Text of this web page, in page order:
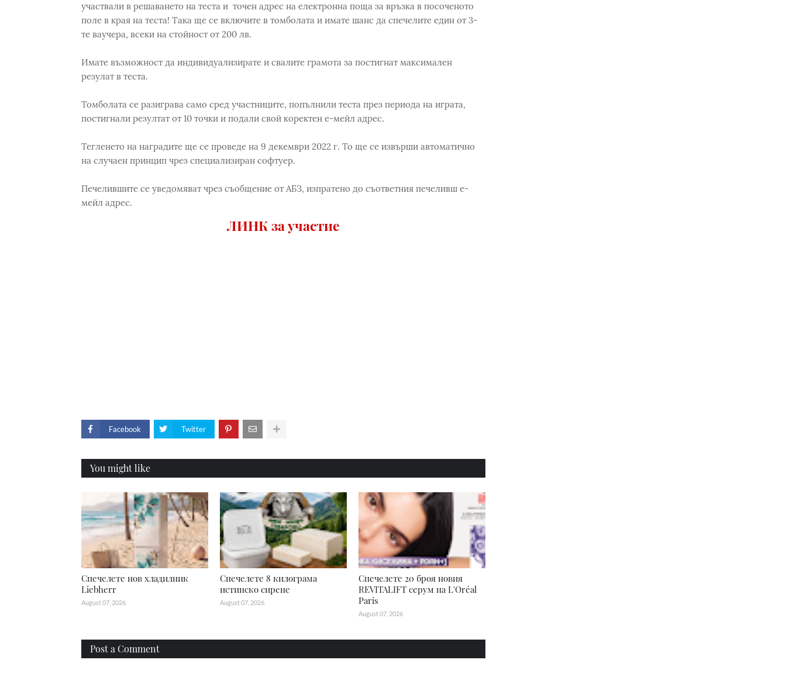
участвали в решаването на теста и точен адрес на електронна поща за връзка в посоченото
поле в края на теста! Така ще се включите в томболата и имате шанс да спечелите един от 3-
те ваучера, всеки на стойност от 200 лв.
Имате възможност да индивидуализирате и свалите грамота за постигнат максимален
резулат в теста.
Томболата се разиграва само сред участниците, попълнили теста през периода на играта,
постигнали резултат от 10 точки и подали свой коректен е-мейл адрес.
Тегленето на наградите ще се проведе на 9 декември 2022 г. То ще се извърши автоматично
на случаен принцип чрез специализиран софтуер.
Печелившите се уведомяват чрез съобщение от АБЗ, изпратено до съответния печеливш e-
мейл адрес.
ЛИНК за участие
Facebook Twitter
You might like
Спечелете нов хладилник
Liebherr
August 07, 2026
Спечелете 8 килограма
истинско сирене
August 07, 2026
Спечелете 20 броя новия
REVITALIFT серум на L'Oréal
Paris
August 07, 2026
Post a Comment